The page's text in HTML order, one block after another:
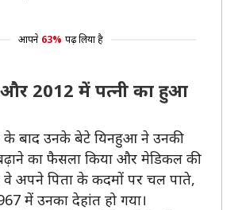
आपने 63% पढ़ लिया है
2012 में पत्नी का हुआ
के बाद उनके बेटे यिनहुआ ने उनकी
का फैसला किया और मेडिकल की
वे अपने पिता के कदमों पर चल पाते,
में उनका देहांत हो गया।